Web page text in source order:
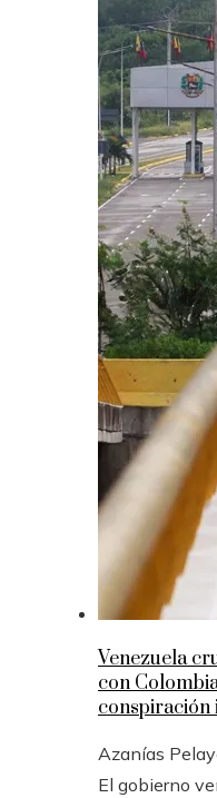
Venezuela
con
conspiración
Azanías
El gobierno